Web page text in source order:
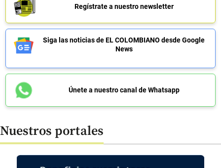
Regístrate a nuestro newsletter
Siga las noticias de EL COLOMBIANO desde Google
News
Únete a nuestro canal de Whatsapp
Nuestros portales